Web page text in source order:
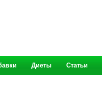
Диеты Статьи